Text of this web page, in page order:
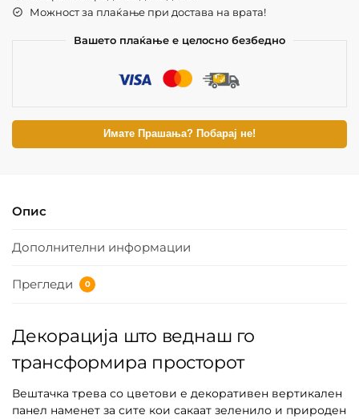
Можност за плаќање при достава на врата!
Вашето плаќање е целосно безбедно
Имате Прашања? Побарај не!
Опис
Дополнителни информации
Прегледи 0
Декорација што веднаш го
трансформира просторот
Вештачка трева со цветови е декоративен вертикален
панел наменет за сите кои сакаат зеленило и природен